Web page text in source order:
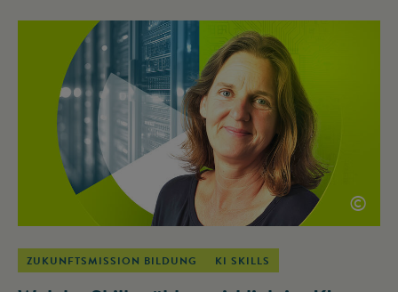
©
ZUKUNFTSMISSION BILDUNG KI SKILLS